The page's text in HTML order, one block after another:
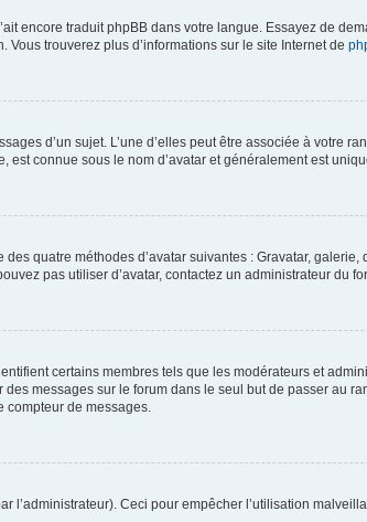
encore traduit phpBB dans votre langue. Essayez de
trouverez plus d’informations sur le site Internet de
d’un sujet. L’une d’elles peut être associée à votre
connue sous le nom d’avatar et généralement est
quatre méthodes d’avatar suivantes : Gravatar, galerie,
pas utiliser d’avatar, contactez un administrateur du
certains membres tels que les modérateurs et
messages sur le forum dans le seul but de passer au
compteur de messages.
Ceci pour empêcher l’utilisation